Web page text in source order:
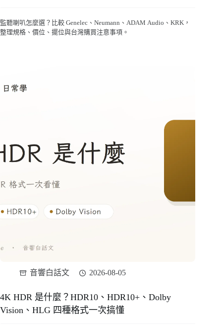
監聽喇叭怎麼選？比較 Genelec、Neumann、ADAM Audio、KRK，
整理規格、價位、擺位與台灣購買注意事項。
音響白話文 2026-08-05
4K HDR 是什麼？HDR10、HDR10+、Dolby
Vision、HLG 四種格式一次搞懂